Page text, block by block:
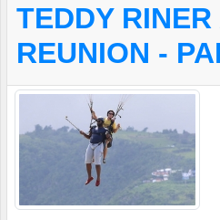
TEDDY
REUNION -